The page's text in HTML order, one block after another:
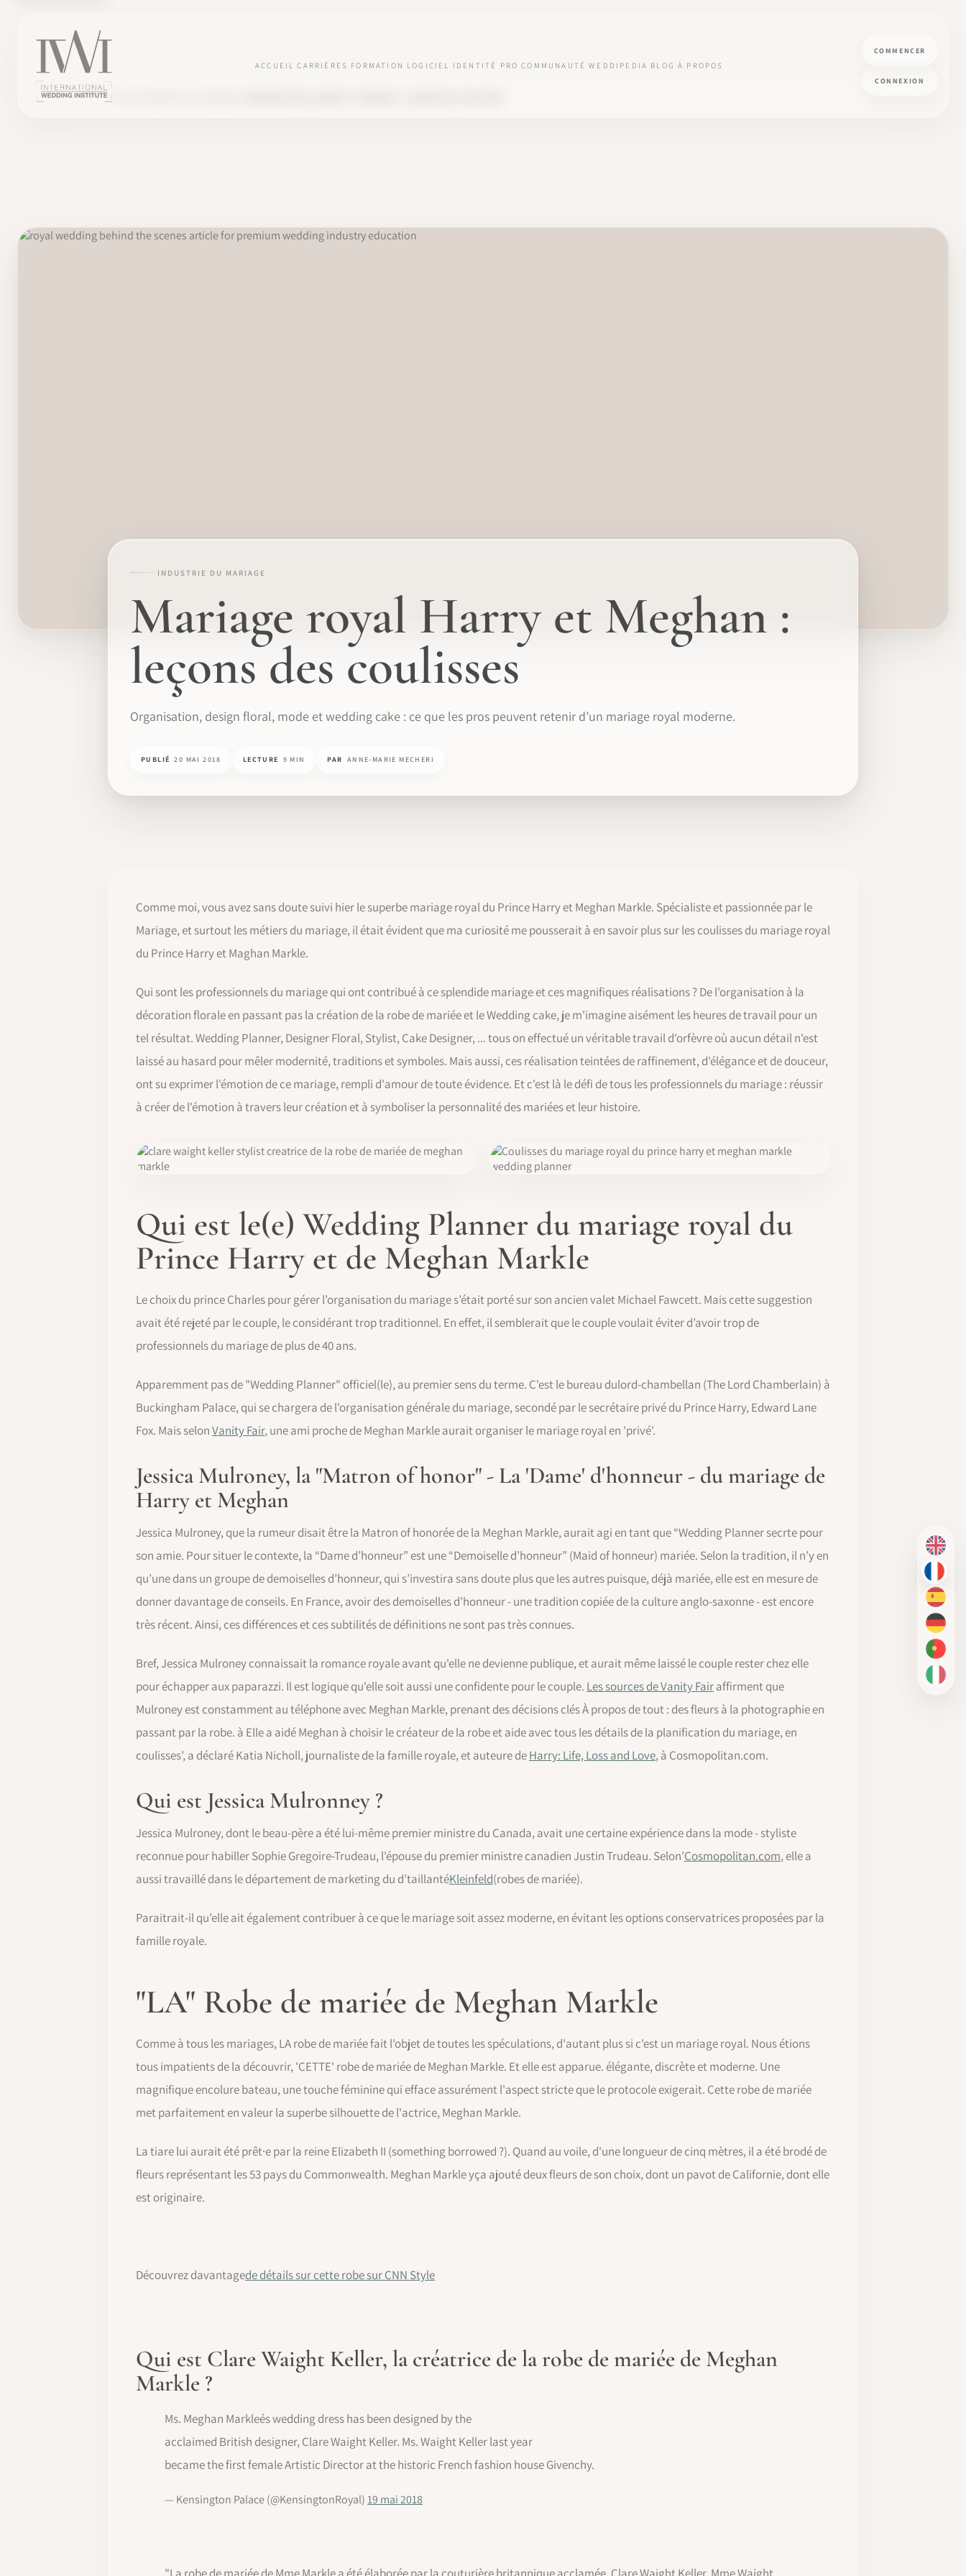
ACCUEIL CARRIÈRES FORMATION LOGICIEL IDENTITÉ PRO COMMUNAUTÉ WEDDIPEDIA BLOG À PROPOS
COMMENCER
CONNEXION
EN
FR
ES
DE
PT-BR
IT
INDUSTRIE DU MARIAGE
Mariage royal Harry et Meghan :
leçons des coulisses
Organisation, design floral, mode et wedding cake : ce que les pros peuvent retenir d’un mariage royal moderne.
PUBLIÉ 20 MAI 2018 LECTURE 9 MIN PAR ANNE-MARIE MECHERI
Comme moi, vous avez sans doute suivi hier le superbe mariage royal du Prince Harry et Meghan Markle. Spécialiste et passionnée par le
Mariage, et surtout les métiers du mariage, il était évident que ma curiosité me pousserait à en savoir plus sur les coulisses du mariage royal
du Prince Harry et Maghan Markle.
Qui sont les professionnels du mariage qui ont contribué à ce splendide mariage et ces magnifiques réalisations ? De l'organisation à la
décoration florale en passant pas la création de la robe de mariée et le Wedding cake, je m'imagine aisément les heures de travail pour un
tel résultat. Wedding Planner, Designer Floral, Stylist, Cake Designer, ... tous on effectué un véritable travail d'orfèvre où aucun détail n'est
laissé au hasard pour mêler modernité, traditions et symboles. Mais aussi, ces réalisation teintées de raffinement, d'élégance et de douceur,
ont su exprimer l'émotion de ce mariage, rempli d'amour de toute évidence. Et c'est là le défi de tous les professionnels du mariage : réussir
à créer de l'émotion à travers leur création et à symboliser la personnalité des mariées et leur histoire.
Qui est le(e) Wedding Planner du mariage royal du
Prince Harry et de Meghan Markle
Le choix du prince Charles pour gérer l’organisation du mariage s’était porté sur son ancien valet Michael Fawcett. Mais cette suggestion
avait été rejeté par le couple, le considérant trop traditionnel. En effet, il semblerait que le couple voulait éviter d’avoir trop de
professionnels du mariage de plus de 40 ans.
Apparemment pas de "Wedding Planner" officiel(le), au premier sens du terme. C'est le bureau dulord-chambellan (The Lord Chamberlain) à
Buckingham Palace, qui se chargera de l'organisation générale du mariage, secondé par le secrétaire privé du Prince Harry, Edward Lane
Fox. Mais selonVanity Fair, une ami proche de Meghan Markle aurait organiser le mariage royal en 'privé'.
Jessica Mulroney, la "Matron of honor" - La 'Dame' d'honneur - du mariage de
Harry et Meghan
Jessica Mulroney, que la rumeur disait être la Matron of honorée de la Meghan Markle, aurait agi en tant que “Wedding Planner secrte pour
son amie. Pour situer le contexte, la “Dame d’honneur” est une “Demoiselle d’honneur” (Maid of honneur) mariée. Selon la tradition, il n’y en
qu’une dans un groupe de demoiselles d’honneur, qui s’investira sans doute plus que les autres puisque, déjà mariée, elle est en mesure de
donner davantage de conseils. En France, avoir des demoiselles d’honneur - une tradition copiée de la culture anglo-saxonne - est encore
très récent. Ainsi, ces différences et ces subtilités de définitions ne sont pas très connues.
Bref, Jessica Mulroney connaissait la romance royale avant qu'elle ne devienne publique, et aurait même laissé le couple rester chez elle
pour échapper aux paparazzi. Il est logique qu'elle soit aussi une confidente pour le couple. Les sources de Vanity Fairaffirment que
Mulroney est constamment au téléphone avec Meghan Markle, prenant des décisions clés À propos de tout : des fleurs à la photographie en
passant par la robe. à Elle a aidé Meghan à choisir le créateur de la robe et aide avec tous les détails de la planification du mariage, en
coulisses’, a déclaré Katia Nicholl, journaliste de la famille royale, et auteure deHarry: Life, Loss and Love, à Cosmopolitan.com.
Qui est Jessica Mulronney ?
Jessica Mulroney, dont le beau-père a été lui-même premier ministre du Canada, avait une certaine expérience dans la mode - styliste
reconnue pour habiller Sophie Gregoire-Trudeau, l'épouse du premier ministre canadien Justin Trudeau. Selon’Cosmopolitan.com, elle a
aussi travaillé dans le département de marketing du d’taillantéKleinfeld(robes de mariée).
Paraitrait-il qu’elle ait également contribuer à ce que le mariage soit assez moderne, en évitant les options conservatrices proposées par la
famille royale.
"LA" Robe de mariée de Meghan Markle
Comme à tous les mariages, LA robe de mariée fait l'objet de toutes les spéculations, d'autant plus si c'est un mariage royal. Nous étions
tous impatients de la découvrir, 'CETTE' robe de mariée de Meghan Markle. Et elle est apparue. élégante, discrète et moderne. Une
magnifique encolure bateau, une touche féminine qui efface assurément l'aspect stricte que le protocole exigerait. Cette robe de mariée
met parfaitement en valeur la superbe silhouette de l'actrice, Meghan Markle.
La tiare lui aurait été prêt·e par la reine Elizabeth II (something borrowed ?). Quand au voile, d'une longueur de cinq mètres, il a été brodé de
fleurs représentant les 53 pays du Commonwealth. Meghan Markle yça ajouté deux fleurs de son choix, dont un pavot de Californie, dont elle
est originaire.
Découvrez davantagede détails sur cette robe sur CNN Style
Qui est Clare Waight Keller, la créatrice de la robe de mariée de Meghan
Markle ?
Ms. Meghan Markleés wedding dress has been designed by the
acclaimed British designer, Clare Waight Keller. Ms. Waight Keller last year
became the first female Artistic Director at the historic French fashion house Givenchy.
— Kensington Palace (@KensingtonRoyal)19 mai 2018
"La robe de mariée de Mme Markle a été élaborée par la couturière britannique acclamée, Clare Waight Keller. Mme Waight